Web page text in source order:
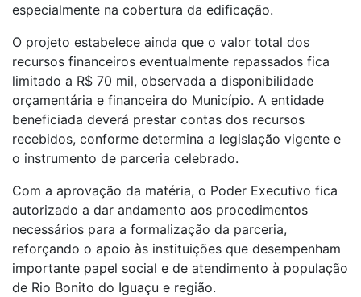
especialmente na cobertura da edificação.
O projeto estabelece ainda que o valor total dos
recursos financeiros eventualmente repassados fica
limitado a R$ 70 mil, observada a disponibilidade
orçamentária e financeira do Município. A entidade
beneficiada deverá prestar contas dos recursos
recebidos, conforme determina a legislação vigente e
o instrumento de parceria celebrado.
Com a aprovação da matéria, o Poder Executivo fica
autorizado a dar andamento aos procedimentos
necessários para a formalização da parceria,
reforçando o apoio às instituições que desempenham
importante papel social e de atendimento à população
de Rio Bonito do Iguaçu e região.